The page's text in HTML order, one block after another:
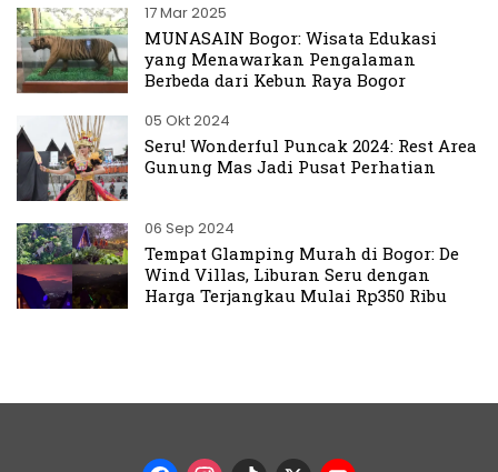
17 Mar 2025
MUNASAIN Bogor: Wisata Edukasi
yang Menawarkan Pengalaman
Berbeda dari Kebun Raya Bogor
05 Okt 2024
Seru! Wonderful Puncak 2024: Rest Area
Gunung Mas Jadi Pusat Perhatian
06 Sep 2024
Tempat Glamping Murah di Bogor: De
Wind Villas, Liburan Seru dengan
Harga Terjangkau Mulai Rp350 Ribu